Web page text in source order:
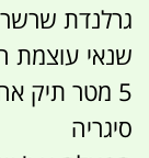
שנאי עוצמת
5 מטר תיק
סיגריה